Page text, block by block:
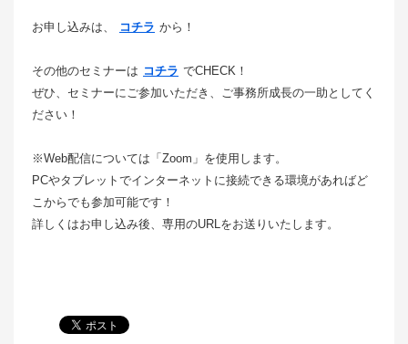
お申し込みは、 コチラ から！
その他のセミナーは コチラ でCHECK！
ぜひ、セミナーにご参加いただき、ご事務所成長の一助としてく
ださい！
※Web配信については「Zoom」を使用します。
PCやタブレットでインターネットに接続できる環境があればど
こからでも参加可能です！
詳しくはお申し込み後、専用のURLをお送りいたします。